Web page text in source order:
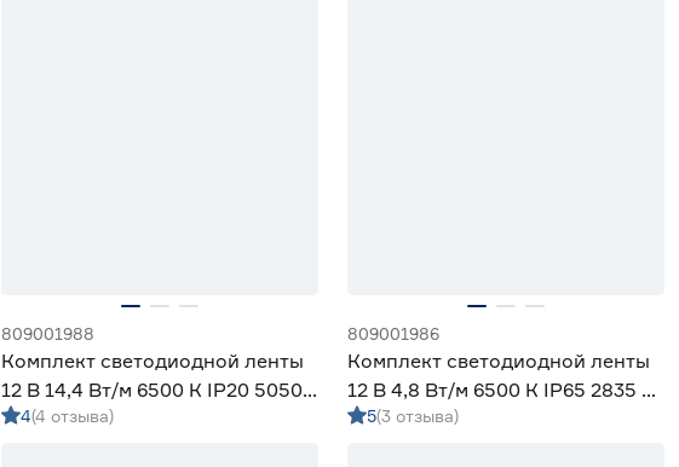
809001988
Комплект светодиодной ленты
12 В 14,4 Вт/м 6500 К IP20 5050
5 м ЭРА
4(4 отзыва)
809001986
Комплект светодиодной ленты
12 В 4,8 Вт/м 6500 К IP65 2835 5
м ЭРА
5(3 отзыва)